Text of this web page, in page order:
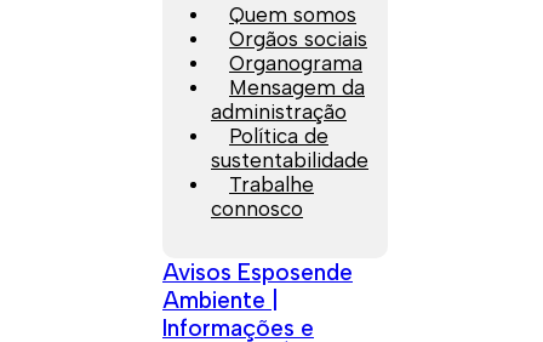
Quem somos
Orgãos sociais
Organograma
Mensagem da
administração
Política de
sustentabilidade
Trabalhe
connosco
Avisos Esposende
Ambiente |
Informações e